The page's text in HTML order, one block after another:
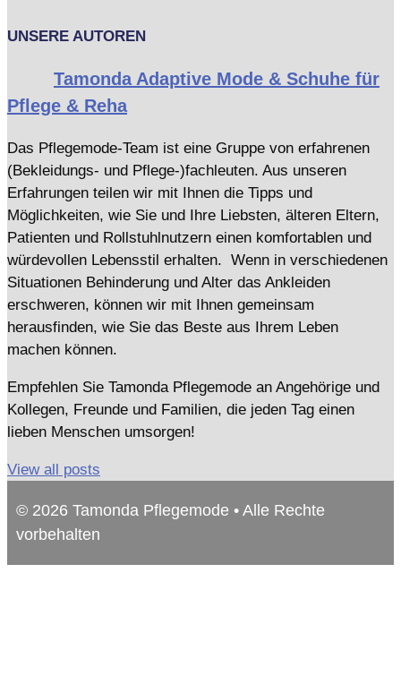
UNSERE AUTOREN
Tamonda Adaptive Mode & Schuhe für
Pflege & Reha
Das Pflegemode-Team ist eine Gruppe von erfahrenen
(Bekleidungs- und Pflege-)fachleuten. Aus unseren
Erfahrungen teilen wir mit Ihnen die Tipps und
Möglichkeiten, wie Sie und Ihre Liebsten, älteren Eltern,
Patienten und Rollstuhlnutzern einen komfortablen und
würdevollen Lebensstil erhalten. Wenn in verschiedenen
Situationen Behinderung und Alter das Ankleiden
erschweren, können wir mit Ihnen gemeinsam
herausfinden, wie Sie das Beste aus Ihrem Leben
machen können.
Empfehlen Sie Tamonda Pflegemode an Angehörige und
Kollegen, Freunde und Familien, die jeden Tag einen
lieben Menschen umsorgen!
View all posts
© 2026 Tamonda Pflegemode • Alle Rechte
vorbehalten